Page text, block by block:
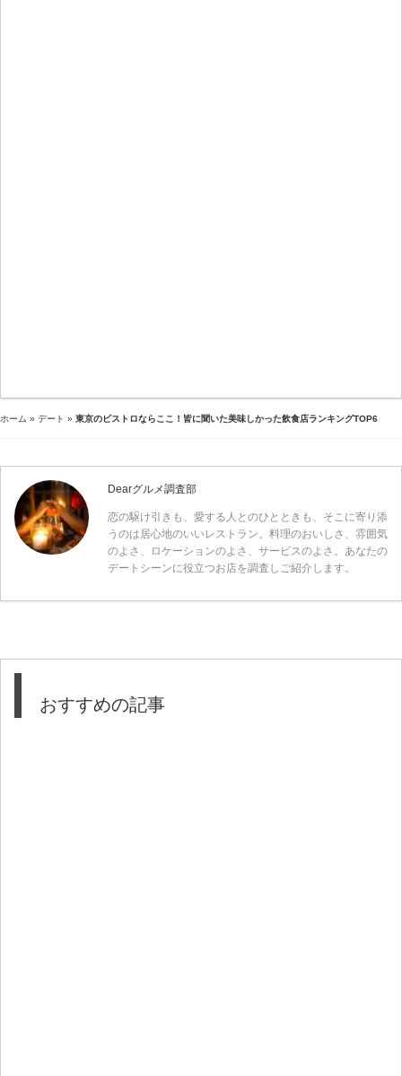
ホーム » デート » 東京のビストロならここ！皆に聞いた美味しかった飲食店ランキングTOP6
Dearグルメ調査部
恋の駆け引きも、愛する人とのひとときも、そこに寄り添
うのは居心地のいいレストラン。料理のおいしさ、雰囲気
のよさ、ロケーションのよさ、サービスのよさ。あなたの
デートシーンに役立つお店を調査しご紹介します。
おすすめの記事